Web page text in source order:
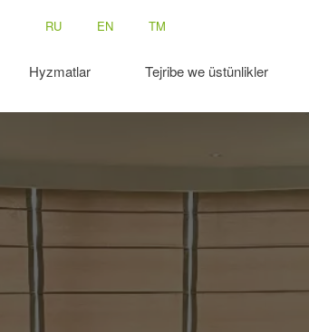
RU EN TM
Hyzmatlar Tejribe we üstünlikler